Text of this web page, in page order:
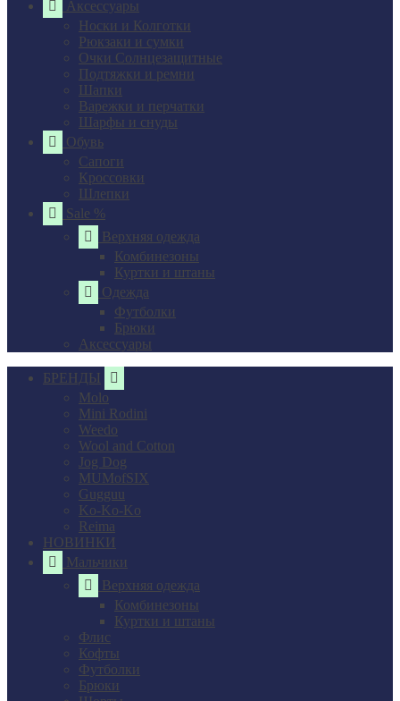
Аксессуары
Носки и Колготки
Рюкзаки и сумки
Очки Солнцезащитные
Подтяжки и ремни
Шапки
Варежки и перчатки
Шарфы и снуды
Обувь
Сапоги
Кроссовки
Шлепки
Sale %
Верхняя одежда
Комбинезоны
Куртки и штаны
Одежда
Футболки
Брюки
Аксессуары
БРЕНДЫ
Molo
Mini Rodini
Weedo
Wool and Cotton
Jog Dog
MUMofSIX
Gugguu
Ko-Ko-Ko
Reima
НОВИНКИ
Мальчики
Верхняя одежда
Комбинезоны
Куртки и штаны
Флис
Кофты
Футболки
Брюки